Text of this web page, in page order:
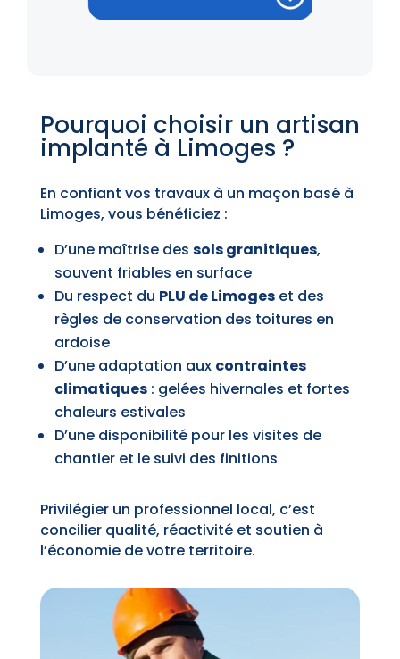
Pourquoi choisir un artisan
implanté à Limoges ?
En confiant vos travaux à un maçon basé à
Limoges, vous bénéficiez :
D’une maîtrise des sols granitiques,
souvent friables en surface
Du respect du PLU de Limogeset des
règles de conservation des toitures en
ardoise
D’une adaptation aux contraintes
climatiques: gelées hivernales et fortes
chaleurs estivales
D’une disponibilité pour les visites de
chantier et le suivi des finitions
Privilégier un professionnel local, c’est
concilier qualité, réactivité et soutien à
l’économie de votre territoire.